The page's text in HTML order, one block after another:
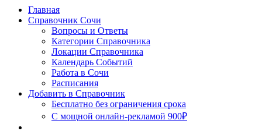
Сочи
Главная
Справочник Сочи
Вопросы и Ответы
Категории Справочника
Локации Справочника
Календарь Событий
Работа в Сочи
Расписания
Добавить в Справочник
Бесплатно без ограничения срока
С мощной онлайн-рекламой 900₽